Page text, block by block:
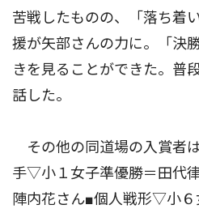
苦戦したものの、「落ち着
援が矢部さんの力に。「決
きを見ることができた。普
話した。
その他の同道場の入賞者
手▽小１女子準優勝＝田代
陣内花さん■個人戦形▽小６